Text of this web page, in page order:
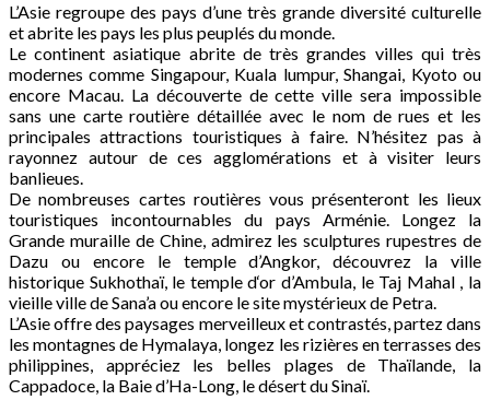
L’Asie regroupe des pays d’une très grande diversité culturelle
et abrite les pays les plus peuplés du monde.
Le continent asiatique abrite de très grandes villes qui très
modernes comme Singapour, Kuala lumpur, Shangai, Kyoto ou
encore Macau. La découverte de cette ville sera impossible
sans une carte routière détaillée avec le nom de rues et les
principales attractions touristiques à faire. N’hésitez pas à
rayonnez autour de ces agglomérations et à visiter leurs
banlieues.
De nombreuses cartes routières vous présenteront les lieux
touristiques incontournables du pays Arménie. Longez la
Grande muraille de Chine, admirez les sculptures rupestres de
Dazu ou encore le temple d’Angkor, découvrez la ville
historique Sukhothaï, le temple d‘or d’Ambula, le Taj Mahal , la
vieille ville de Sana’a ou encore le site mystérieux de Petra.
L’Asie offre des paysages merveilleux et contrastés, partez dans
les montagnes de Hymalaya, longez les rizières en terrasses des
philippines, appréciez les belles plages de Thaïlande, la
Cappadoce, la Baie d’Ha-Long, le désert du Sinaï.